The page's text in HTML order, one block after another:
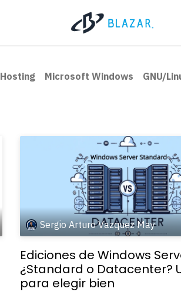
Hosting Microsoft Windows GNU/
Sergio Arturo Vazquez May
Ediciones de Windows
¿Standard o Datacenter?
para elegir bien